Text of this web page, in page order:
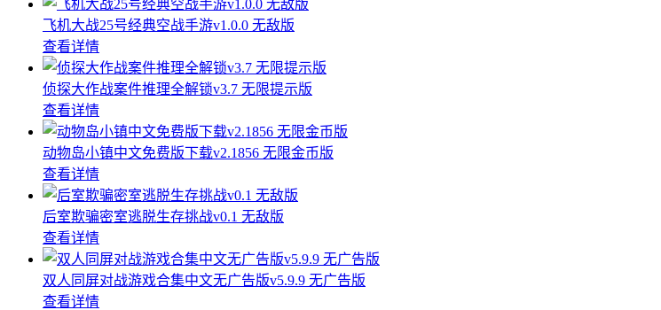
飞机大战25号经典空战手游v1.0.0 无敌版
查看详情
侦探大作战案件推理全解锁v3.7 无限提示版
查看详情
动物岛小镇中文免费版下载v2.1856 无限金币版
查看详情
后室欺骗密室逃脱生存挑战v0.1 无敌版
查看详情
双人同屏对战游戏合集中文无广告版v5.9.9 无广告版
查看详情